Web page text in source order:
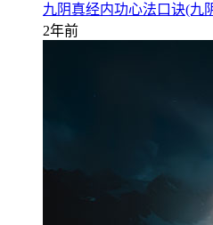
九阴真经内功心法口诀(九
2年前